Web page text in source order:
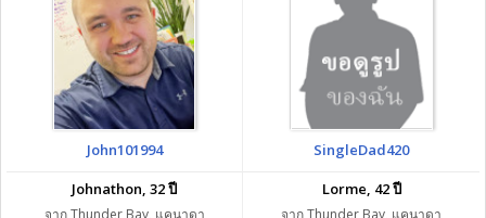
John101994
Johnathon, 32 ปี
จาก Thunder Bay, แคนาดา
SingleDad420
Lorme, 42 ปี
จาก Thunder Bay, แคนาดา